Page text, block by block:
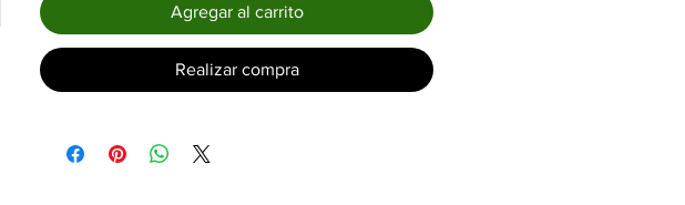
Agregar al carrito
Realizar compra